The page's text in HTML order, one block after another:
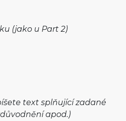
(jako u Part 2)
text splňující zadané
apod.)